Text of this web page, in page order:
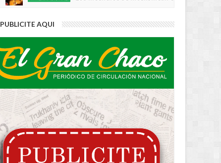
PUBLICITE AQUI